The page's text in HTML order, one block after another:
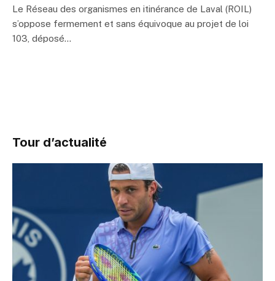
Le Réseau des organismes en itinérance de Laval (ROIL)
s’oppose fermement et sans équivoque au projet de loi
103, déposé…
Tour d’actualité